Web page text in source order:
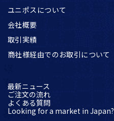
ユニポスについて
会社概要
取引実績
商社様経由でのお取引について
最新ニュース
ご注文の流れ
よくある質問
Looking for a market in Japan?